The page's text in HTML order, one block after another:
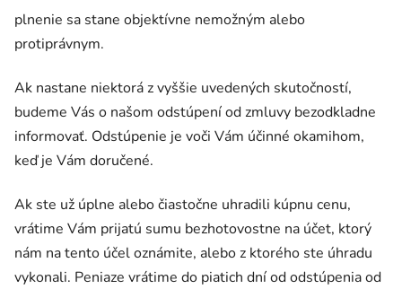
plnenie sa stane objektívne nemožným alebo
protiprávnym.
Ak nastane niektorá z vyššie uvedených skutočností,
budeme Vás o našom odstúpení od zmluvy bezodkladne
informovať. Odstúpenie je voči Vám účinné okamihom,
keď je Vám doručené.
Ak ste už úplne alebo čiastočne uhradili kúpnu cenu,
vrátime Vám prijatú sumu bezhotovostne na účet, ktorý
nám na tento účel oznámite, alebo z ktorého ste úhradu
vykonali. Peniaze vrátime do piatich dní od odstúpenia od